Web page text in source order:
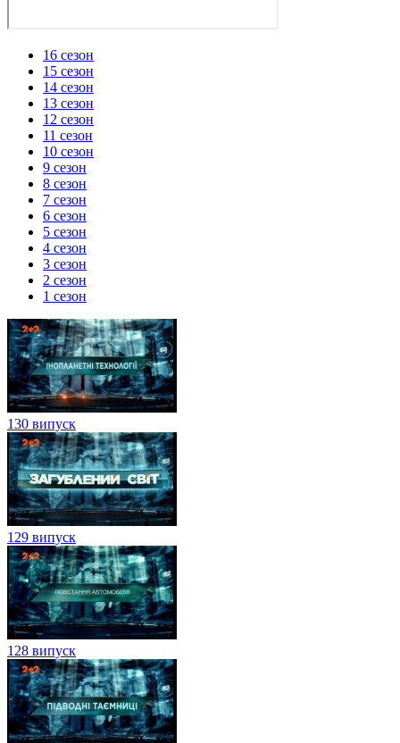
16 сезон
15 сезон
14 сезон
13 сезон
12 сезон
11 сезон
10 сезон
9 сезон
8 сезон
7 сезон
6 сезон
5 сезон
4 сезон
3 сезон
2 сезон
1 сезон
130 випуск
129 випуск
128 випуск